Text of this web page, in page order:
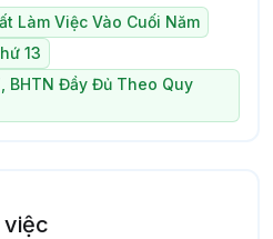
Làm Việc Vào Cuối Năm
13
BHTN Đầy Đủ Theo Quy
việc